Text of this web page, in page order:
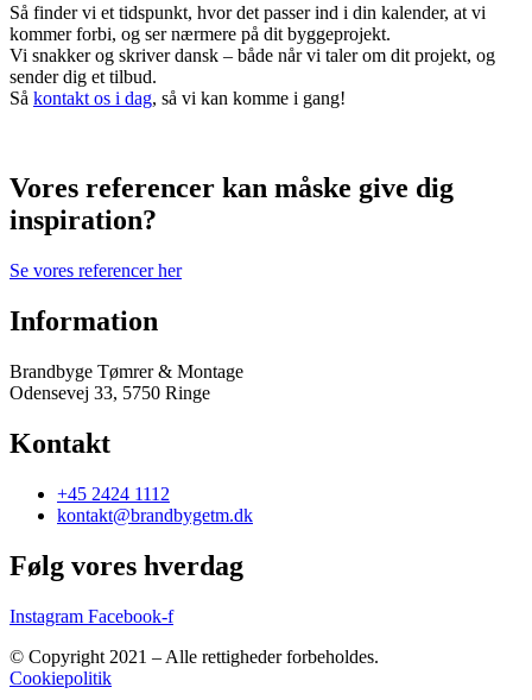
Så finder vi et tidspunkt, hvor det passer ind i din kalender, at vi
kommer forbi, og ser nærmere på dit byggeprojekt.
Vi snakker og skriver dansk – både når vi taler om dit projekt, og
sender dig et tilbud.
Så kontakt os i dag, så vi kan komme i gang!
Vores referencer kan måske give dig
inspiration?
Se vores referencer her
Information
Brandbyge Tømrer & Montage
Odensevej 33, 5750 Ringe
Kontakt
+45 2424 1112
kontakt@brandbygetm.dk
Følg vores hverdag
Instagram Facebook-f
© Copyright 2021 – Alle rettigheder forbeholdes.
Cookiepolitik